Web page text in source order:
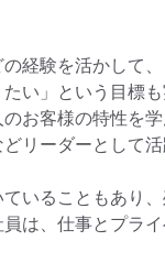
経験を活かして
い」という目標
お客様の特性を
リーダーとして活
いることもあり
は、仕事とプラ